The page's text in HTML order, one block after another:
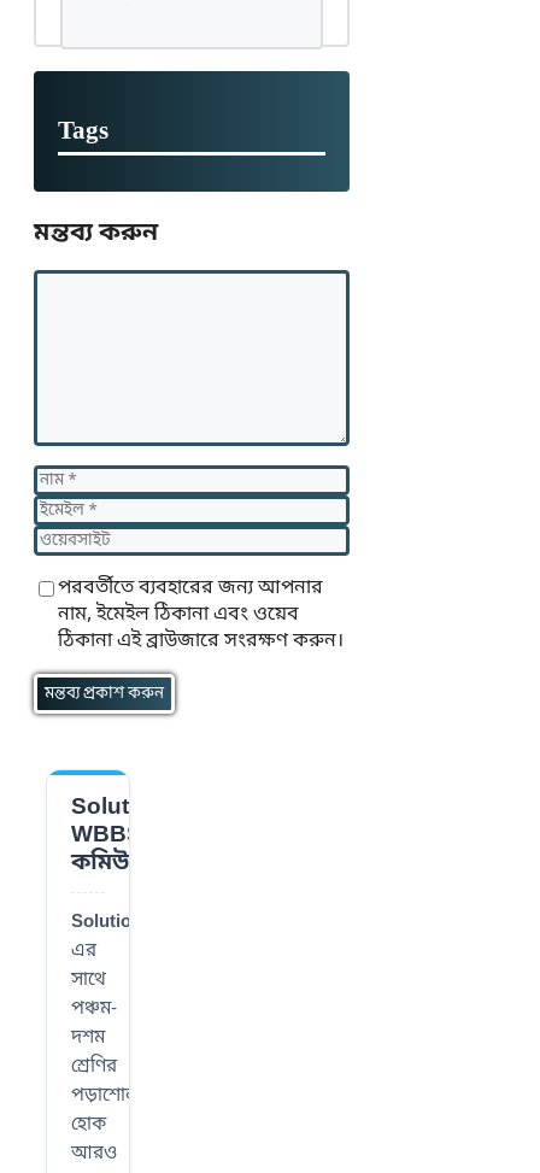
Tags
মন্তব্য করুন
মন্তব্য
নাম
ইমেইল
ওয়েবসাইট
পরবর্তীতে ব্যবহারের জন্য আপনার
নাম, ইমেইল ঠিকানা এবং ওয়েব
ঠিকানা এই ব্রাউজারে সংরক্ষণ করুন।
Solution
WBBSE
কমিউনিটি
SolutionWBBSE
এর
সাথে
পঞ্চম-
দশম
শ্রেণির
পড়াশোনা
হোক
আরও